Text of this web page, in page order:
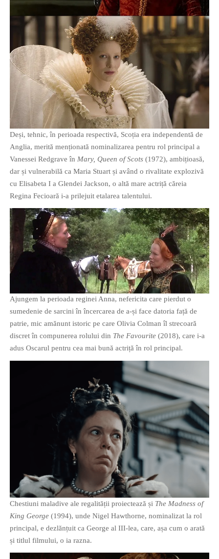
Deși, tehnic, în perioada respectivă, Scoția era independentă de
Anglia, merită menționată nominalizarea pentru rol principal a
Vanessei Redgrave în Mary, Queen of Scots (1972), ambițioasă,
dar și vulnerabilă ca Maria Stuart și având o rivalitate explozivă
cu Elisabeta I a Glendei Jackson, o altă mare actriță căreia
Regina Fecioară i-a prilejuit etalarea talentului.
Ajungem la perioada reginei Anna, nefericita care pierdut o
sumedenie de sarcini în încercarea de a-și face datoria față de
patrie, mic amănunt istoric pe care Olivia Colman îl strecoară
discret în compunerea rolului din The Favourite (2018), care i-a
adus Oscarul pentru cea mai bună actriță în rol principal.
Chestiuni maladive ale regalității proiectează și The Madness of
King George (1994), unde Nigel Hawthorne, nominalizat la rol
principal, e dezlănțuit ca George al III-lea, care, așa cum o arată
și titlul filmului, o ia razna.